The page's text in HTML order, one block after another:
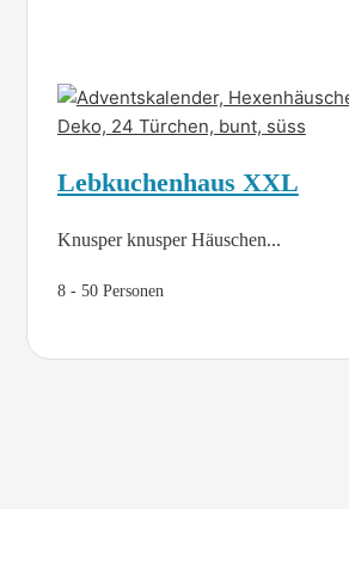
Lebkuchenhaus XXL
Knusper knusper Häuschen...
8 - 50 Personen